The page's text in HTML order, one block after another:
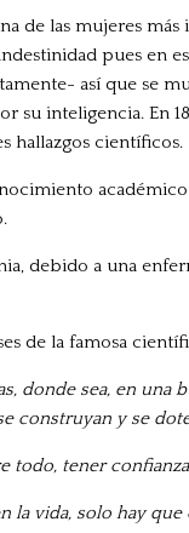
de las mujeres más
pues en
así que se
su inteligencia. En
hallazgos científicos.
debido a una
de la famosa
donde sea, en
construyan y se
todo, tener
la vida, solo hay